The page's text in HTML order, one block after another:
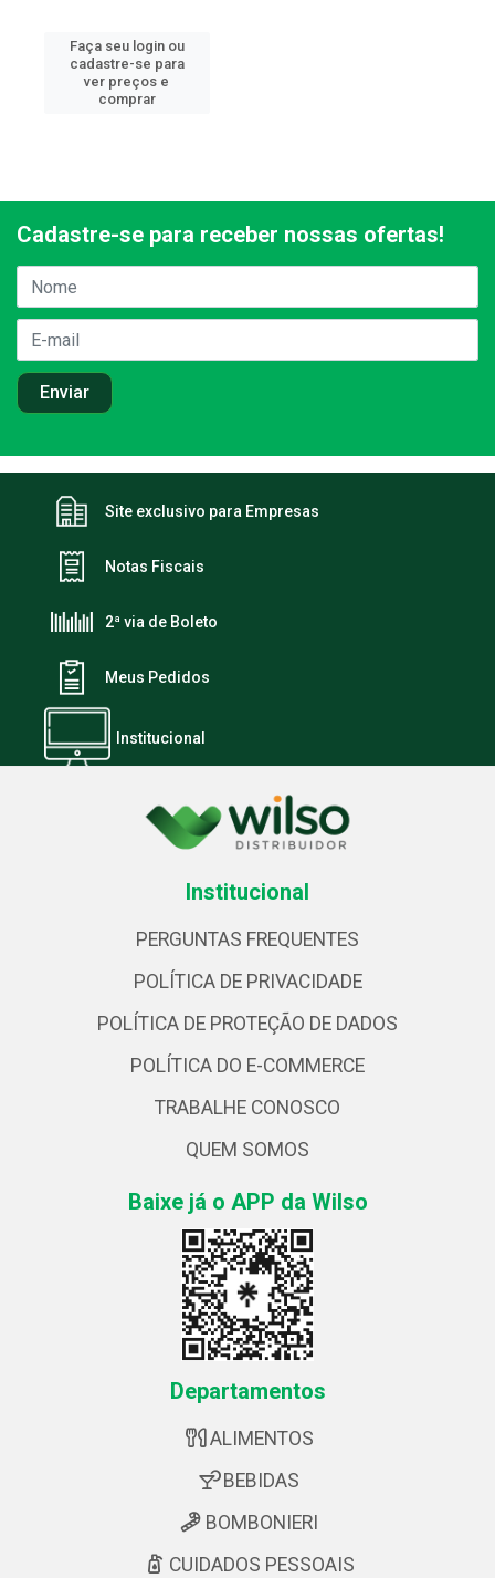
Faça seu login ou
cadastre-se para
ver preços e
comprar
Cadastre-se para receber nossas ofertas!
Site exclusivo para Empresas
Notas Fiscais
2ª via de Boleto
Meus Pedidos
Institucional
Institucional
PERGUNTAS FREQUENTES
POLÍTICA DE PRIVACIDADE
POLÍTICA DE PROTEÇÃO DE DADOS
POLÍTICA DO E-COMMERCE
TRABALHE CONOSCO
QUEM SOMOS
Baixe já o APP da Wilso
Departamentos
ALIMENTOS
BEBIDAS
BOMBONIERI
CUIDADOS PESSOAIS